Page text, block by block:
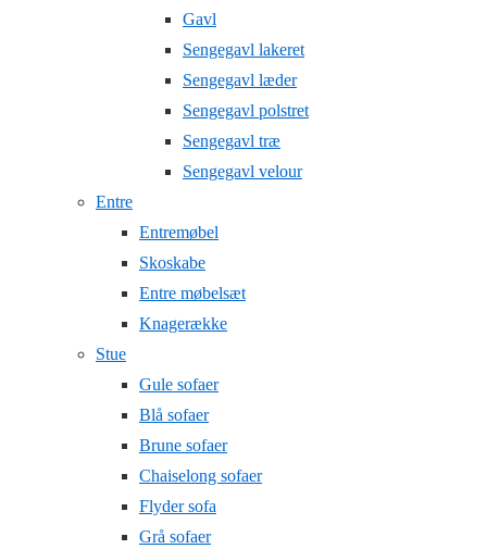
Gavl
Sengegavl lakeret
Sengegavl læder
Sengegavl polstret
Sengegavl træ
Sengegavl velour
Entre
Entremøbel
Skoskabe
Entre møbelsæt
Knagerække
Stue
Gule sofaer
Blå sofaer
Brune sofaer
Chaiselong sofaer
Flyder sofa
Grå sofaer